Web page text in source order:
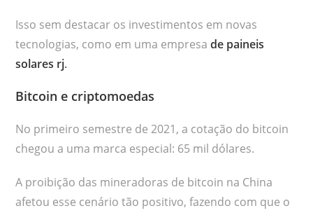
Isso sem destacar os investimentos em novas
tecnologias, como em uma empresa de paineis
solares rj.
Bitcoin e criptomoedas
No primeiro semestre de 2021, a cotação do bitcoin
chegou a uma marca especial: 65 mil dólares.
A proibição das mineradoras de bitcoin na China
afetou esse cenário tão positivo, fazendo com que o